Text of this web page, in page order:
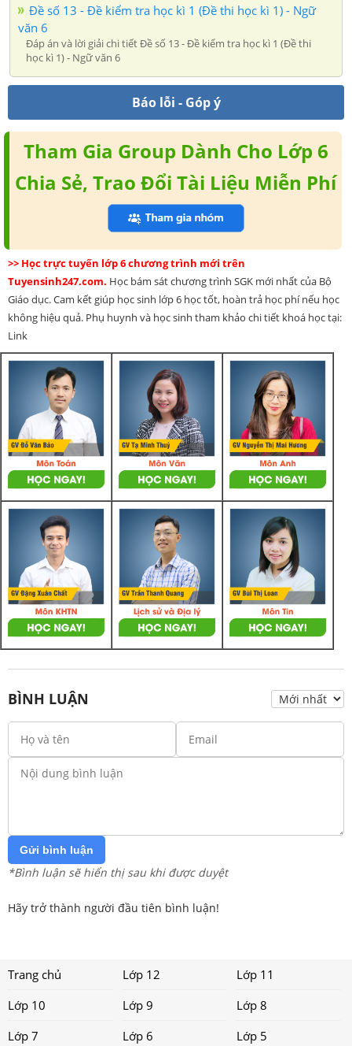
Đề số 13 - Đề kiểm tra học kì 1 (Đề thi học kì 1) - Ngữ
văn 6
Đáp án và lời giải chi tiết Đề số 13 - Đề kiểm tra học kì 1 (Đề thi
học kì 1) - Ngữ văn 6
Báo lỗi - Góp ý
Tham Gia Group Dành Cho Lớp 6
Chia Sẻ, Trao Đổi Tài Liệu Miễn Phí
>> Học trực tuyến lớp 6 chương trình mới trên
Tuyensinh247.com. Học bám sát chương trình SGK mới nhất của Bộ
Giáo dục. Cam kết giúp học sinh lớp 6 học tốt, hoàn trả học phí nếu học
không hiệu quả. Phụ huynh và học sinh tham khảo chi tiết khoá học tại:
Link
BÌNH LUẬN
Gửi bình luận
*Bình luận sẽ hiển thị sau khi được duyệt
Hãy trở thành người đầu tiên bình luận!
Trang chủ Lớp 12
Lớp 11
Lớp 10
Lớp 9
Lớp 8
Lớp 7
Lớp 6 Lớp 5